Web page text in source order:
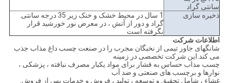
سانتی گراد
ذخیره سازی
1 سال در محیط خشک و خنک زیر 35 درجه سانتی
گراد و دور از آتش ، در معرض نور خورشید قرار
نگرفته است
اطلاعات شرکت
شانگهای جاور تیمی از نخبگان مجرب را در صنعت چسب داغ مذاب جذب
می کند.این شرکت تخصصی در زمینه
چسب مذاب حساس به فشار برای مواد یکبار مصرف نبافته ، پزشکی ،
نوارها و برچسب های صنعتی و ضد آب
غشاء ، شامل تحقیق و توسعه ، تولید ، فروش و خدمات پس از فروش.